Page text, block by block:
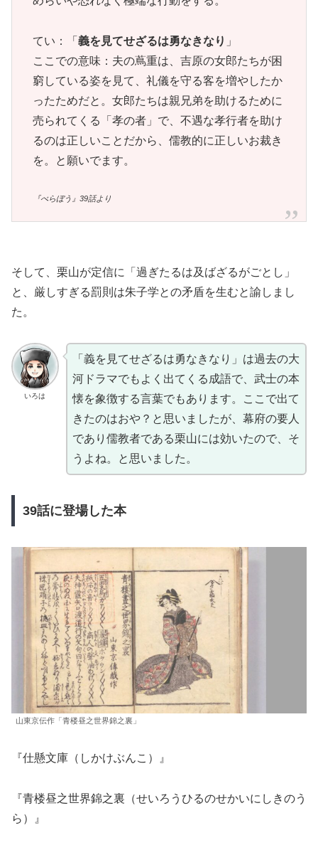
てい：「 義を見てせざるは勇なきなり 」
ここでの意味：夫の蔦重は、吉原の女郎たちが困
窮している姿を見て、礼儀を守る客を増やしたか
ったためだと。女郎たちは親兄弟を助けるために
売られてくる「孝の者」で、不遇な孝行者を助け
るのは正しいことだから、儒教的に正しいお裁き
を。と願いでます。
『べらぼう』39話より
そして、栗山が定信に「過ぎたるは及ばざるがごとし」
と、厳しすぎる罰則は朱子学との矛盾を生むと諭しまし
た。
いろは
「義を見てせざるは勇なきなり」は過去の大
河ドラマでもよく出てくる成語で、武士の本
懐を象徴する言葉でもあります。ここで出て
きたのはおや？と思いましたが、幕府の要人
であり儒教者である栗山には効いたので、そ
うよね。と思いました。
39話に登場した本
山東京伝作「青楼昼之世界錦之裏」
『仕懸文庫（しかけぶんこ）』
『青楼昼之世界錦之裏（せいろうひるのせかいにしきのう
ら）』